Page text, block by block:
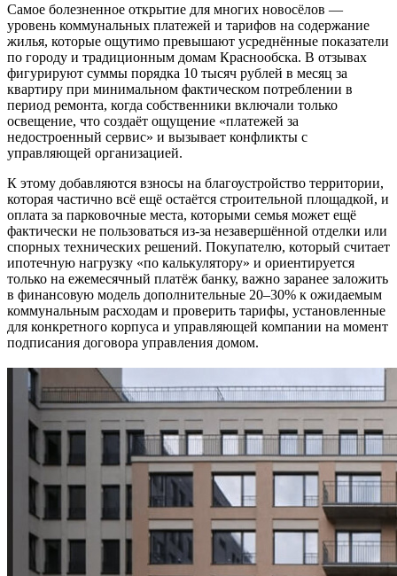
Самое болезненное открытие для многих новосёлов —
уровень коммунальных платежей и тарифов на содержание
жилья, которые ощутимо превышают усреднённые показатели
по городу и традиционным домам Краснообска. В отзывах
фигурируют суммы порядка 10 тысяч рублей в месяц за
квартиру при минимальном фактическом потреблении в
период ремонта, когда собственники включали только
освещение, что создаёт ощущение «платежей за
недостроенный сервис» и вызывает конфликты с
управляющей организацией.
К этому добавляются взносы на благоустройство территории,
которая частично всё ещё остаётся строительной площадкой, и
оплата за парковочные места, которыми семья может ещё
фактически не пользоваться из-за незавершённой отделки или
спорных технических решений. Покупателю, который считает
ипотечную нагрузку «по калькулятору» и ориентируется
только на ежемесячный платёж банку, важно заранее заложить
в финансовую модель дополнительные 20–30% к ожидаемым
коммунальным расходам и проверить тарифы, установленные
для конкретного корпуса и управляющей компании на момент
подписания договора управления домом.